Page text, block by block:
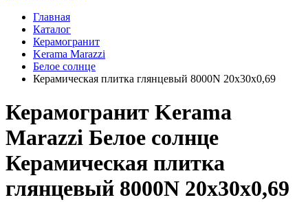
Главная
Каталог
Керамогранит
Kerama Marazzi
Белое солнце
Керамическая плитка глянцевый 8000N 20x30x0,69
Керамогранит Kerama
Marazzi Белое солнце
Керамическая плитка
глянцевый 8000N 20x30x0,69